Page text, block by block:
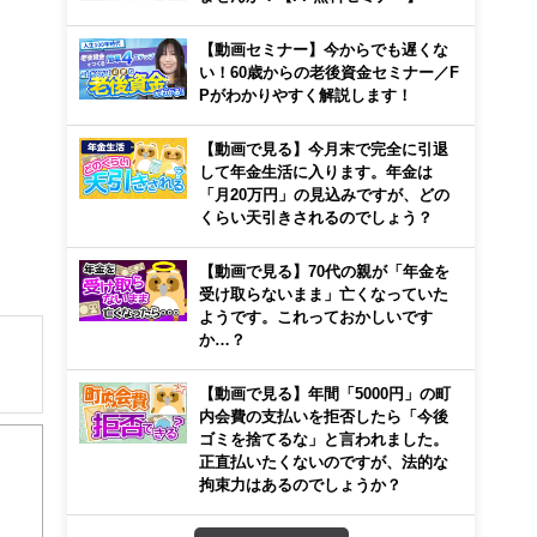
【動画セミナー】今からでも遅くな
い！60歳からの老後資金セミナー／F
Pがわかりやすく解説します！
【動画で見る】今月末で完全に引退
して年金生活に入ります。年金は
「月20万円」の見込みですが、どの
くらい天引きされるのでしょう？
【動画で見る】70代の親が「年金を
受け取らないまま」亡くなっていた
ようです。これっておかしいです
か…？
【動画で見る】年間「5000円」の町
内会費の支払いを拒否したら「今後
ゴミを捨てるな」と言われました。
正直払いたくないのですが、法的な
拘束力はあるのでしょうか？